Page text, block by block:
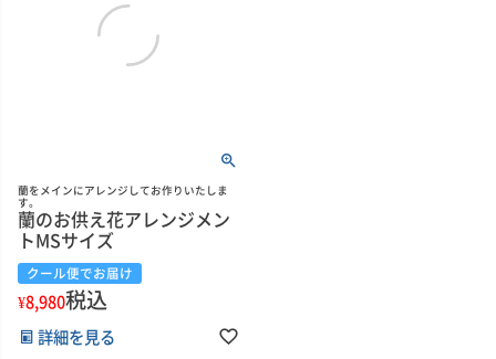
蘭をメインにアレンジしてお作りいたしま
す。
蘭のお供え花アレンジメン
トMSサイズ
クール便でお届け
¥8,980税込
詳細を見る